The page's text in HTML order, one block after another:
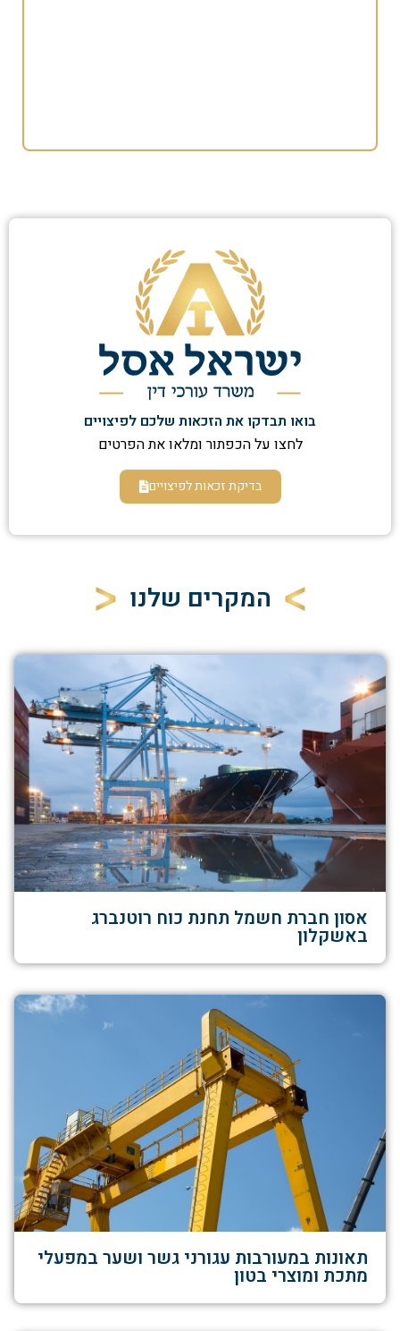
בואו תבדקו את הזכאות שלכם לפיצויים
לחצו על הכפתור ומלאו את הפרטים
בדיקת זכאות לפיצויים
המקרים שלנו
אסון חברת חשמל תחנת כוח רוטנברג
באשקלון
תאונות במעורבות עגורני גשר ושער במפעלי
מתכת ומוצרי בטון